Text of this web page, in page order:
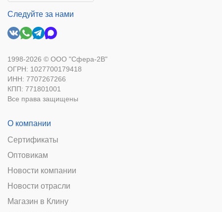
Следуйте за нами
1998-2026 © ООО "Сфера-2В"
ОГРН: 1027700179418
ИНН: 7707267266
КПП: 771801001
Все права защищены
О компании
Сертификаты
Оптовикам
Новости компании
Новости отрасли
Магазин в Клину